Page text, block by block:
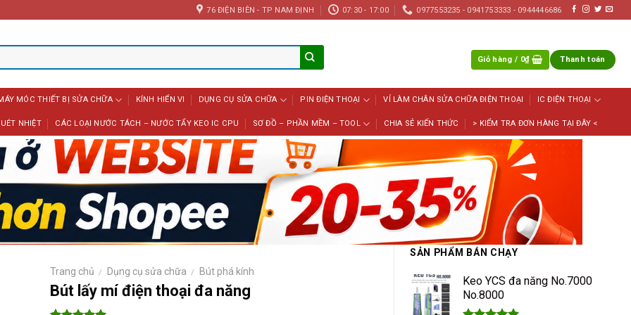
76 ĐIỆN BIÊN - TP NAM ĐỊNH 07:30 - 17:00 0977553235 - 0941753333 - 0944446686
Giỏ hàng / 0₫ Thanh toán
MÓC THIẾT BỊ SỬA CHỮA KÍNH HIỂN VI DỤNG CỤ SỬA CHỮA PIN ĐIỆN THOẠI VỈ LÀM CHÂN SỬA CHỮA ĐIỆN THOẠI IC ĐIỆN THOẠI
NHIỆT CÁC LOẠI NƯỚC TÁCH – NƯỚC TẨY KEO IC CPU SƠ ĐỒ – PHẦN MỀM – TOOL CHIA SẺ KIẾN THỨC > KIỂM TRA ĐƠN HÀNG TẠI ĐÂY <
SẢN PHẨM BÁN CHẠY
Keo YCS đa năng No.7000
No.8000
Trang chủ / Dụng cụ sửa chữa / Bút phá kính
Bút lấy mí điện thoại đa năng